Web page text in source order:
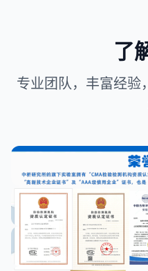
了
专业团队，丰富经验